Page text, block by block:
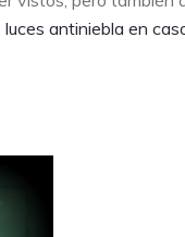
antiniebla en